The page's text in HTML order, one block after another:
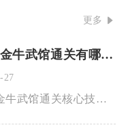
更多
放置江湖金牛武馆通关有哪些技巧
27
放置江湖金牛武馆通关核心技巧为优先夯实基础武学等级、按顺序挑...